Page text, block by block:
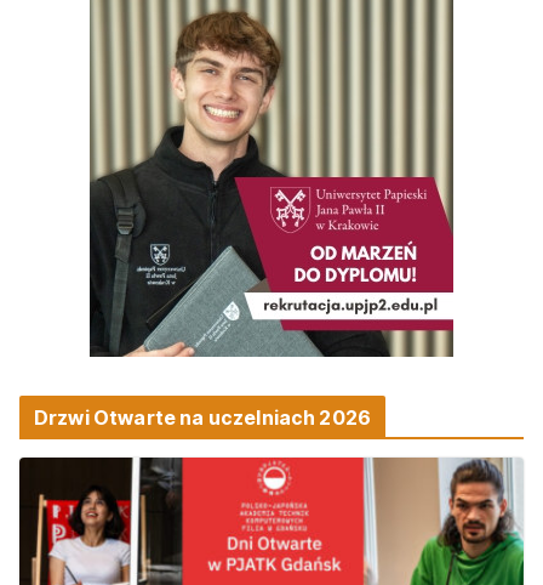
Drzwi Otwarte na uczelniach 2026